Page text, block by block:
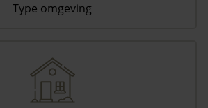
Type omgeving